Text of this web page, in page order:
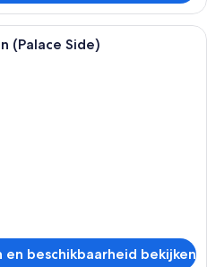
Een hotelkamer met twee bedden,
(Palace Side)
en beschikbaarheid bekijken